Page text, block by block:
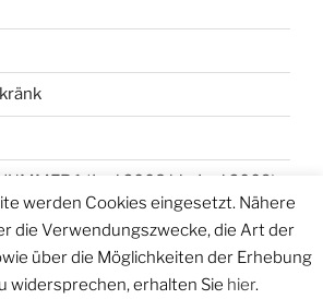
1 (Juni 2008 bis Juni 2009)
werden Cookies eingesetzt. Nähere
die Verwendungszwecke, die Art der
über die Möglichkeiten der Erhebung
widersprechen, erhalten Sie hier.